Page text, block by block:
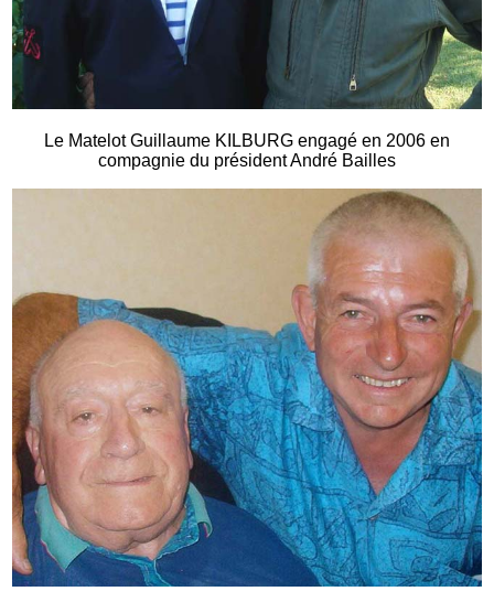
Le Matelot Guillaume KILBURG engagé en 2006 en
compagnie du président André Bailles